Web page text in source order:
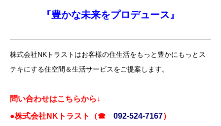
『豊かな未来をプロデュース』
株式会社NKトラストはお客様の住生活をもっと豊かにもっとス
テキにする住空間＆生活サービスをご提案します。
問い合わせはこちらから↓
●株式会社NKトラスト（☎ 092-524-7167）